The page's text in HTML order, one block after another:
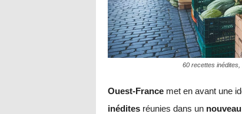
60 recettes
Ouest-Francemet en avant une
inéditesréunies dans un